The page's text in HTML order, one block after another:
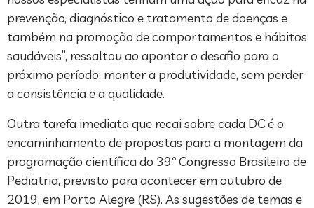
prevenção, diagnóstico e tratamento de doenças e
também na promoção de comportamentos e hábitos
saudáveis”, ressaltou ao apontar o desafio para o
próximo período: manter a produtividade, sem perder
a consistência e a qualidade.
Outra tarefa imediata que recai sobre cada DC é o
encaminhamento de propostas para a montagem da
programação científica do 39º Congresso Brasileiro de
Pediatria, previsto para acontecer em outubro de
2019, em Porto Alegre (RS). As sugestões de temas e